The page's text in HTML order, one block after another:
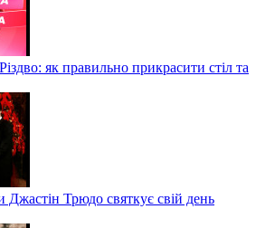
як правильно прикрасити стіл та
Джастін Трюдо святкує свій день